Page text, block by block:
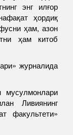
энг илғор
ҳордиқ
ҳам, азон
ҳам китоб
журналида
мусулмонлари
Ливиянинг
факультети»